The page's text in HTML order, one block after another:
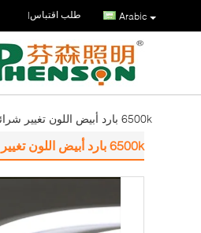
Arabic طلب اقتباس|
6500k بارد أبيض اللون تغيير شرائط الصمام الخفيفة 12VDC لحمام السباحة
6500k بارد أبيض اللون تغيير شرائط الصمام الخفيفة 12VDC لحمام السباحة